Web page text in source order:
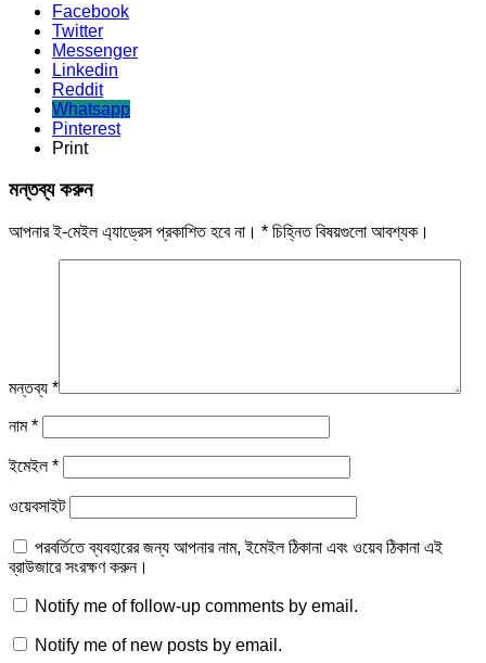
Facebook
Twitter
Messenger
Linkedin
Reddit
Whatsapp
Pinterest
Print
মন্তব্য করুন
আপনার ই-মেইল এ্যাড্রেস প্রকাশিত হবে না। * চিহ্নিত বিষয়গুলো আবশ্যক।
মন্তব্য *
নাম*
ইমেইল*
ওয়েবসাইট
পরবর্তিতে ব্যবহারের জন্য আপনার নাম, ইমেইল ঠিকানা এবং ওয়েব ঠিকানা এই
ব্রাউজারে সংরক্ষণ করুন।
Notify me of follow-up comments by email.
Notify me of new posts by email.